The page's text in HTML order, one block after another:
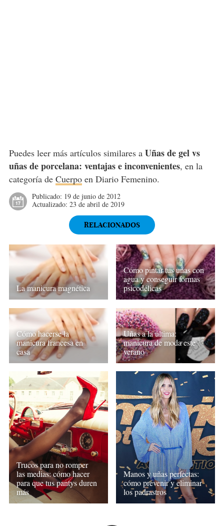
Puedes leer más artículos similares a Uñas de gel vs
uñas de porcelana: ventajas e inconvenientes, en la
categoría de Cuerpoen Diario Femenino.
Publicado: 19 de junio de 2012
Actualizado: 23 de abril de 2019
RELACIONADOS
La manicura magnética
Cómo pintar tus uñas con
agua y conseguir formas
psicodélicas
Cómo hacerse la
manicura francesa en
casa
Uñas a la última:
manicura de moda este
verano
Trucos para no romper
las medias: cómo hacer
para que tus pantys duren
más
Manos y uñas perfectas:
cómo prevenir y eliminar
los padrastros